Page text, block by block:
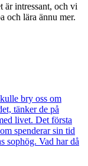
är intressant, och vi
och lära ännu mer.
bry oss om
tänker de på
livet. Det första
spenderar sin tid
sophög. Vad har då